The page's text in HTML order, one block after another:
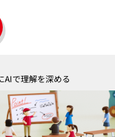
AIで理解を深める